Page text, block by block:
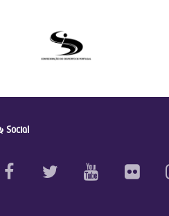
Social